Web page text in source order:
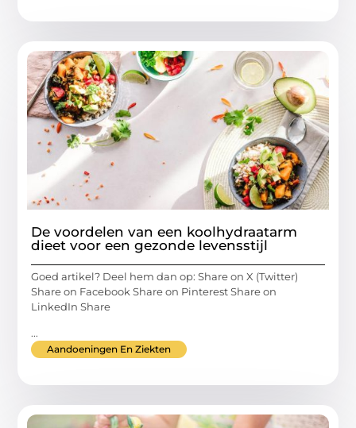
De voordelen van een koolhydraatarm
dieet voor een gezonde levensstijl
Goed artikel? Deel hem dan op: Share on X (Twitter)
Share on Facebook Share on Pinterest Share on
LinkedIn Share
...
Aandoeningen En Ziekten